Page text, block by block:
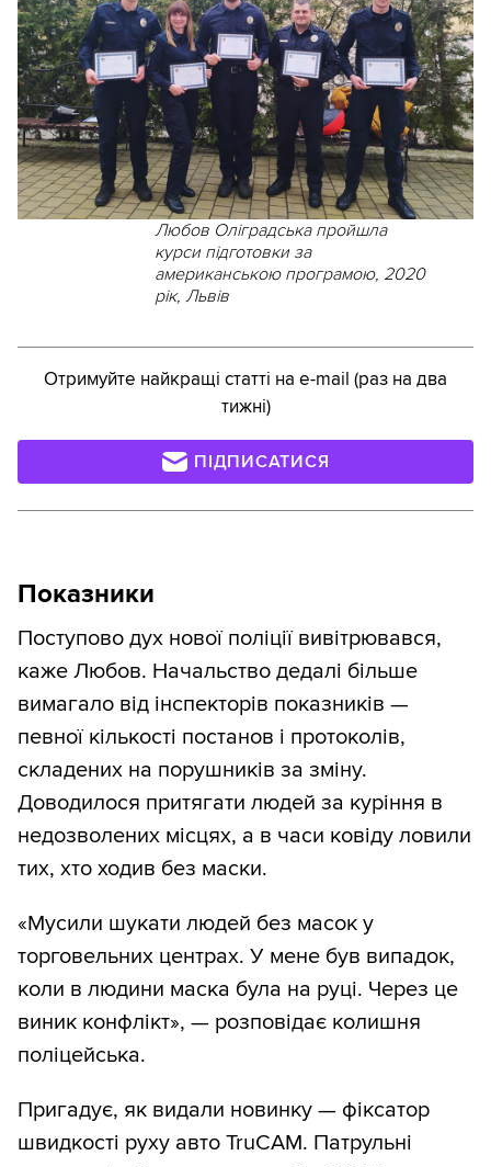
Любов Оліградська пройшла
курси підготовки за
американською програмою, 2020
рік, Львів
Отримуйте найкращі статті на e-mail (раз на два
тижні)
ПІДПИСАТИСЯ
Показники
Поступово дух нової поліції вивітрювався,
каже Любов. Начальство дедалі більше
вимагало від інспекторів показників —
певної кількості постанов і протоколів,
складених на порушників за зміну.
Доводилося притягати людей за куріння в
недозволених місцях, а в часи ковіду ловили
тих, хто ходив без маски.
«Мусили шукати людей без масок у
торговельних центрах. У мене був випадок,
коли в людини маска була на руці. Через це
виник конфлікт», — розповідає колишня
поліцейська.
Пригадує, як видали новинку — фіксатор
швидкості руху авто TruCAM. Патрульні